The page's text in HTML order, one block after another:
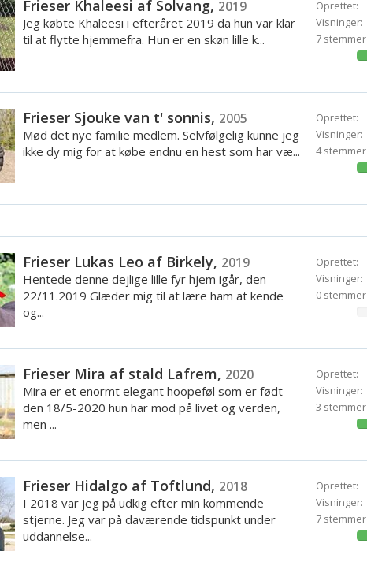
Frieser Khaleesi af Solvang, 2019
Jeg købte Khaleesi i efteråret 2019 da hun var klar
til at flytte hjemmefra. Hun er en skøn lille k...
Oprettet:
Visninger:
7 stemmer
Frieser Sjouke van t' sonnis, 2005
Mød det nye familie medlem. Selvfølgelig kunne jeg
ikke dy mig for at købe endnu en hest som har væ...
Oprettet:
Visninger:
4 stemmer
Frieser Lukas Leo af Birkely, 2019
Hentede denne dejlige lille fyr hjem igår, den
22/11.2019 Glæder mig til at lære ham at kende
og...
Oprettet:
Visninger:
0 stemmer
Frieser Mira af stald Lafrem, 2020
Mira er et enormt elegant hoopeføl som er født
den 18/5-2020 hun har mod på livet og verden,
men ...
Oprettet:
Visninger:
3 stemmer
Frieser Hidalgo af Toftlund, 2018
I 2018 var jeg på udkig efter min kommende
stjerne. Jeg var på daværende tidspunkt under
uddannelse...
Oprettet:
Visninger:
7 stemmer